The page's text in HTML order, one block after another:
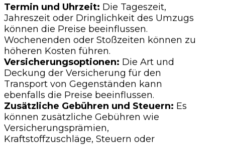
Termin und Uhrzeit: Die Tageszeit,
Jahreszeit oder Dringlichkeit des Umzugs
können die Preise beeinflussen.
Wochenenden oder Stoßzeiten können zu
höheren Kosten führen.
Versicherungsoptionen: Die Art und
Deckung der Versicherung für den
Transport von Gegenständen kann
ebenfalls die Preise beeinflussen.
Zusätzliche Gebühren und Steuern: Es
können zusätzliche Gebühren wie
Versicherungsprämien,
Kraftstoffzuschläge, Steuern oder